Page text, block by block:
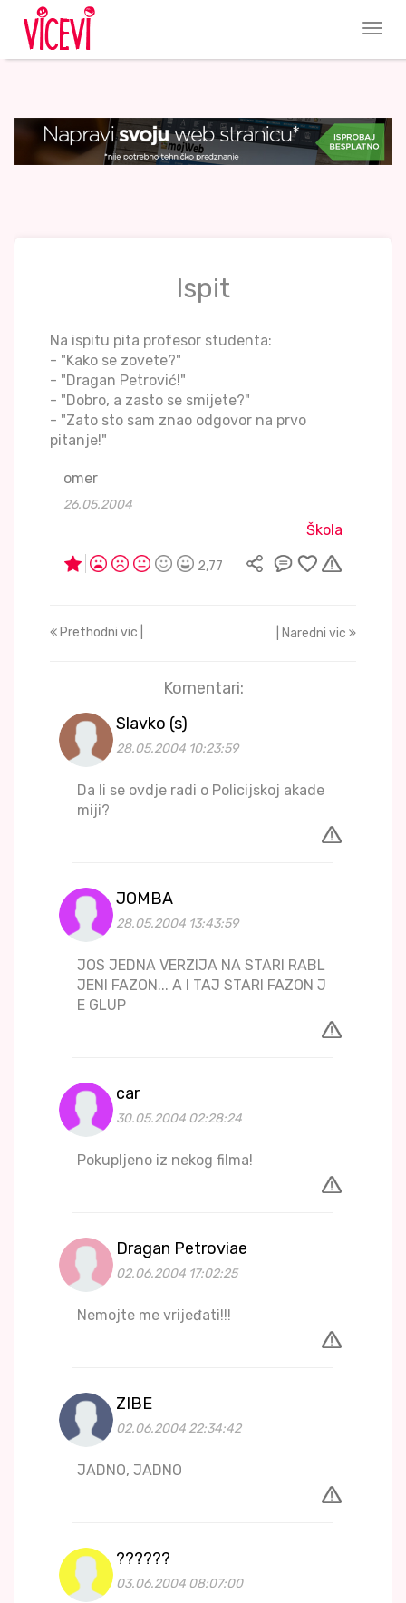
Ispit
Na ispitu pita profesor studenta:
- "Kako se zovete?"
- "Dragan Petrović!"
- "Dobro, a zasto se smijete?"
- "Zato sto sam znao odgovor na prvo
pitanje!"
omer
26.05.2004
Škola
2,77
Prethodni vic | | Naredni vic
Komentari:
Slavko (s)
28.05.2004 10:23:59
Da li se ovdje radi o Policijskoj akade
miji?
JOMBA
28.05.2004 13:43:59
JOS JEDNA VERZIJA NA STARI RABL
JENI FAZON... A I TAJ STARI FAZON J
E GLUP
car
30.05.2004 02:28:24
Pokupljeno iz nekog filma!
Dragan Petroviae
02.06.2004 17:02:25
Nemojte me vrijeđati!!!
ZIBE
02.06.2004 22:34:42
JADNO, JADNO
??????
03.06.2004 08:07:00